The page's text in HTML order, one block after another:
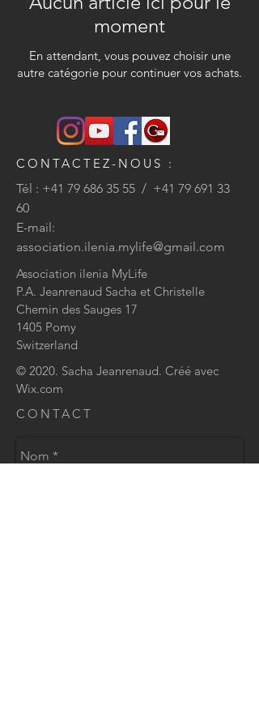
moment
En attendant, vous pouvez choisir une
autre catégorie pour continuer vos achats.
CONTACTEZ-NOUS :
Tél : +41 79 686 35 55 / +41 79 691 33
60
E-mail:
association.ilenia.mylife@gmail.com
Association ilenia MyLife
P.A. Jeanrenaud Sacha et Christelle
Chemin des Sauges 17
1405 Pomy
Switzerland
© 2020. Sacha Jeanrenaud. Créé avec
Wix.com
CONTACT